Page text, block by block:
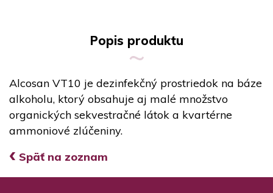
Popis produktu
Alcosan VT10 je dezinfekčný prostriedok na báze
alkoholu, ktorý obsahuje aj malé množstvo
organických sekvestračné látok a kvartérne
ammoniové zlúčeniny.
‹ Späť na zoznam